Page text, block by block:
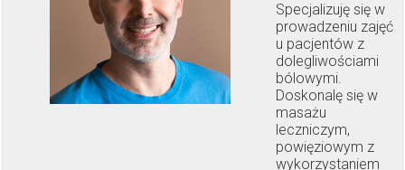
Specjalizuję się w
prowadzeniu zajęć
u pacjentów z
dolegliwościami
bólowymi.
Doskonalę się w
masażu
leczniczym,
powięziowym z
wykorzystaniem